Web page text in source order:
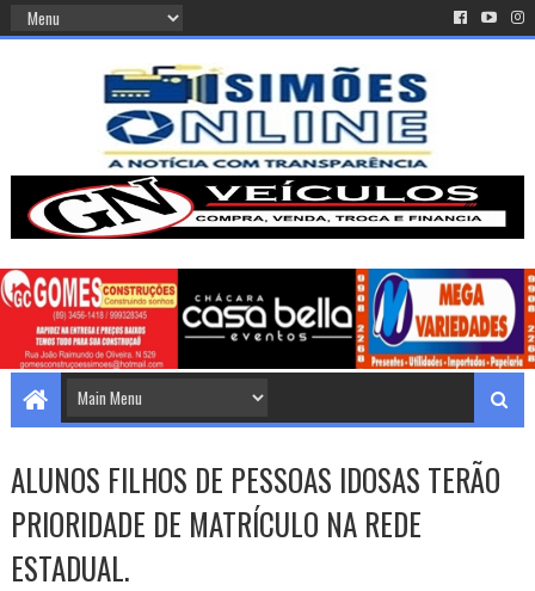
ALUNOS FILHOS DE PESSOAS IDOSAS TERÃO
PRIORIDADE DE MATRÍCULO NA REDE
ESTADUAL.